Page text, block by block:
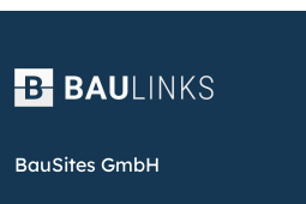
BauSites GmbH